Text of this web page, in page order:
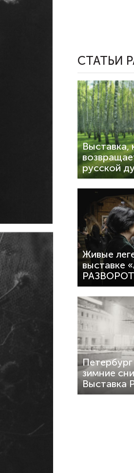
СТАТЬИ
Выставка,
русской
Живые
выставке
зимние